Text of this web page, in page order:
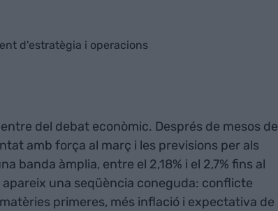
d'estratègia i operacions
del debat econòmic. Després de mesos de
amb força al març i les previsions per als
banda àmplia, entre el 2,18% i el 2,7% fins al
una seqüència coneguda: conflicte
primeres, més inflació i expectativa de